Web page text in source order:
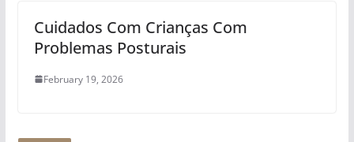
Cuidados Com Crianças Com
Problemas Posturais
February 19, 2026